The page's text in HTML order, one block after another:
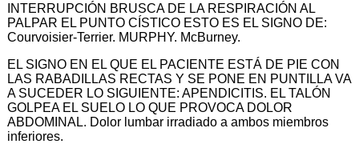
INTERRUPCIÓN BRUSCA DE LA RESPIRACIÓN AL
PALPAR EL PUNTO CÍSTICO ESTO ES EL SIGNO DE:
Courvoisier-Terrier. MURPHY. McBurney.
EL SIGNO EN EL QUE EL PACIENTE ESTÁ DE PIE CON
LAS RABADILLAS RECTAS Y SE PONE EN PUNTILLA VA
A SUCEDER LO SIGUIENTE: APENDICITIS. EL TALÓN
GOLPEA EL SUELO LO QUE PROVOCA DOLOR
ABDOMINAL. Dolor lumbar irradiado a ambos miembros
inferiores.